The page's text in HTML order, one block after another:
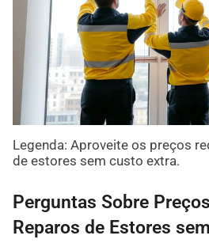
Legenda: Aproveite os preços
de estores sem custo extra.
Perguntas Sobre
Reparos de Estores